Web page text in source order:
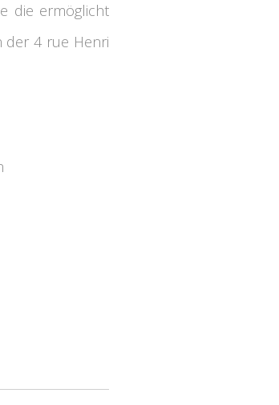
die ermöglicht
der 4 rue Henri